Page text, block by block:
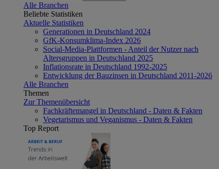
Alle Branchen
Beliebte Statistiken
Aktuelle Statistiken
Generationen in Deutschland 2024
GfK-Konsumklima-Index 2026
Social-Media-Plattformen - Anteil der Nutzer nach
Altersgruppen in Deutschland 2025
Inflationsrate in Deutschland 1992-2025
Entwicklung der Bauzinsen in Deutschland 2011-2026
Alle Branchen
Themen
Zur Themenübersicht
Fachkräftemangel in Deutschland - Daten & Fakten
Vegetarismus und Veganismus - Daten & Fakten
Top Report